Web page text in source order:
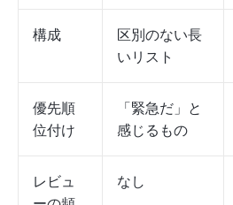
構成
区別のない長
いリスト
優先順
位付け
「緊急だ」と
感じるもの
レビュ
なし